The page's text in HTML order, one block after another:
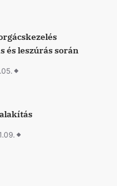
Modern control
TNC 7—
Transformation
és leszúrás során